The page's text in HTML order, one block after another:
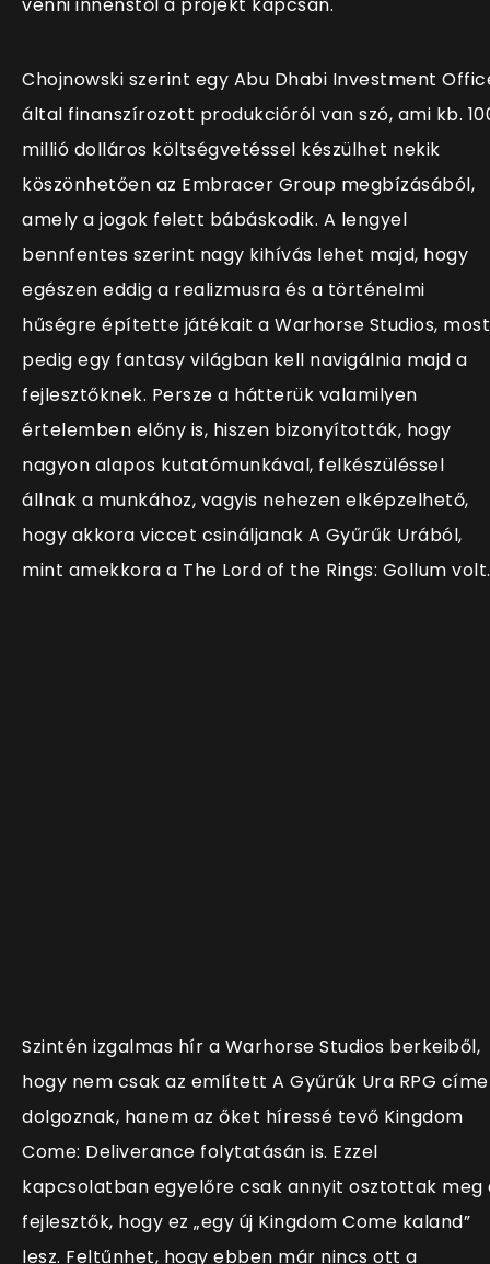
venni innenstől a projekt kapcsán.
Chojnowski szerint egy Abu Dhabi Investment
által finanszírozott produkcióról van szó, ami kb.
millió dolláros költségvetéssel készülhet nekik
köszönhetően az Embracer Group megbízásából,
amely a jogok felett bábáskodik. A lengyel
bennfentes szerint nagy kihívás lehet majd, hogy
egészen eddig a realizmusra és a történelmi
hűségre építette játékait a Warhorse Studios, most
pedig egy fantasy világban kell navigálnia majd a
fejlesztőknek. Persze a hátterük valamilyen
értelemben előny is, hiszen bizonyították, hogy
nagyon alapos kutatómunkával, felkészüléssel
állnak a munkához, vagyis nehezen elképzelhető,
hogy akkora viccet csináljanak A Gyűrűk Urából,
mint amekkora a The Lord of the Rings: Gollum volt.
Szintén izgalmas hír a Warhorse Studios berkeiből,
hogy nem csak az említett A Gyűrűk Ura RPG
dolgoznak, hanem az őket híressé tevő Kingdom
Come: Deliverance folytatásán is. Ezzel
kapcsolatban egyelőre csak annyit osztottak meg
fejlesztők, hogy ez „egy új Kingdom Come kaland”
lesz. Feltűnhet, hogy ebben már nincs ott a